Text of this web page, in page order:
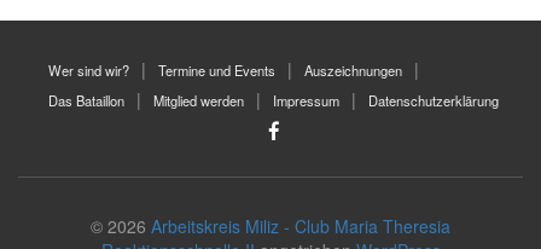
Wer sind wir? Termine und Events
Auszeichnungen
Das Bataillon
Mitglied werden Impressum Datenschutzerklärung
© 2026 Arbeitskreis Miliz - Club Maria Theresia